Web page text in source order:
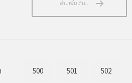
อ่านเพิ่มเติม...
500 501 502